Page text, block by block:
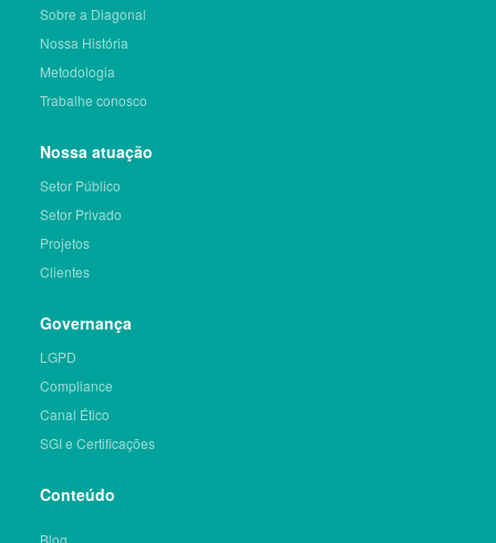
Sobre a Diagonal
Nossa História
Metodologia
Trabalhe conosco
Nossa atuação
Setor Público
Setor Privado
Projetos
Clientes
Governança
LGPD
Compliance
Canal Ético
SGI e Certificações
Conteúdo